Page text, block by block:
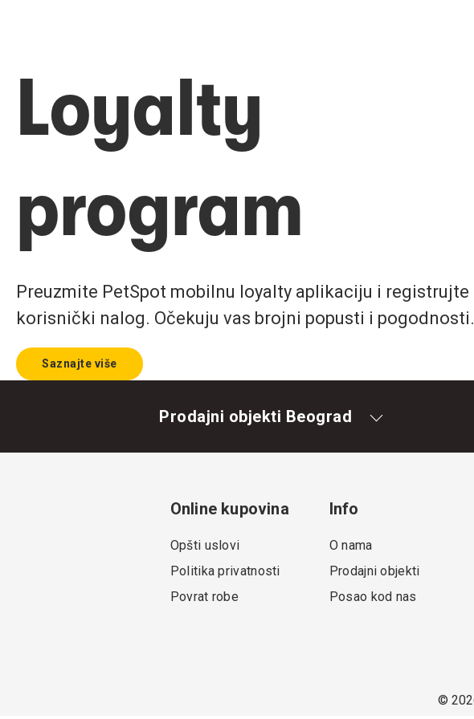
Loyalty
program
Preuzmite PetSpot mobilnu loyalty aplikaciju i registrujte
korisnički nalog. Očekuju vas brojni popusti i pogodnosti.
Saznajte više
Prodajni objekti Beograd
Online kupovina
Opšti uslovi
Politika privatnosti
Povrat robe
Info
O nama
Prodajni objekti
Posao kod nas
©